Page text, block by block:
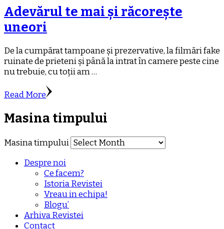
Adevărul te mai și răcorește
uneori
De la cumpărat tampoane și prezervative, la filmări fake
ruinate de prieteni și până la intrat în camere peste cine
nu trebuie, cu toții am …
Read More
Masina timpului
Masina timpului
Despre noi
Ce facem?
Istoria Revistei
Vreau in echipa!
Blogu’
Arhiva Revistei
Contact